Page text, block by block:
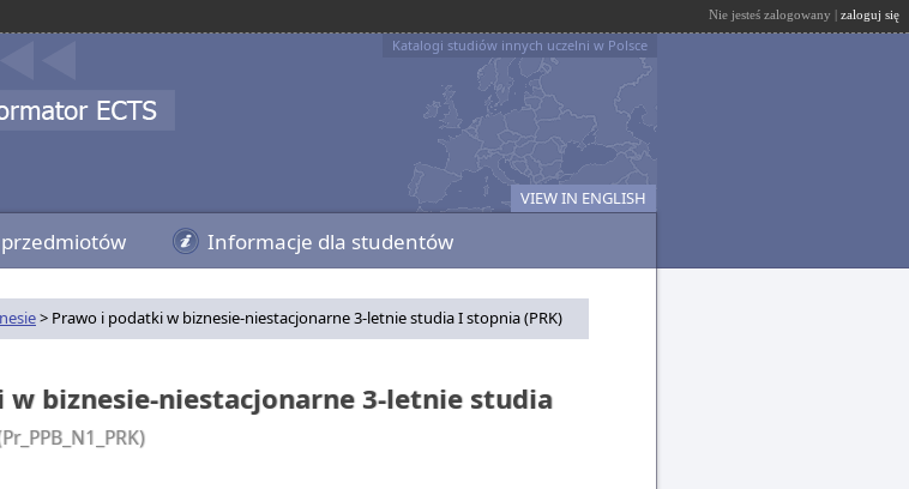
Nie jesteś zalogowany | zaloguj się
Katalogi studiów innych uczelni w Polsce
VIEW IN ENGLISH
Informacje dla studentów
> Prawo i podatki w biznesie-niestacjonarne 3-letnie studia I stopnia (PRK)
biznesie-niestacjonarne 3-letnie studia